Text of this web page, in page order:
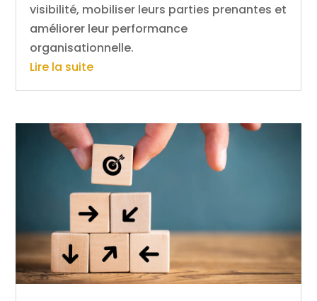
visibilité, mobiliser leurs parties prenantes et
améliorer leur performance
organisationnelle.
Lire la suite